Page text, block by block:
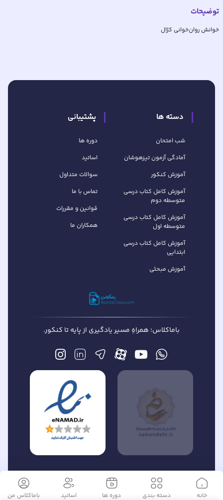
خانه دسته بندی دوره ها اساتید باماکلاس من
توضیحات
خوانش روان‌خوانی کژال
دسته ها
شب امتحان
آمادگی آزمون تیزهوشان
آموزش کنکور
آموزش کامل کتاب‌ درسی
متوسطه دوم
آموزش کامل کتاب‌ درسی
متوسطه اول
آموزش کامل کتاب درسی
ابتدایی
آموزش مبحثی
پشتیبانی
دوره ها
اساتید
سوالات متداول
تماس با ما
قوانین و مقررات
همکاران ما
باماکلاس؛ همراهِ مسیر یادگیری از پایه تا کنکور.
تمام حقوق این وبسایت متعلق به « مسیر سبز آموزش